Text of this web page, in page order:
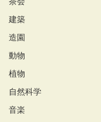
建築
造園
動物
植物
自然科学
音楽